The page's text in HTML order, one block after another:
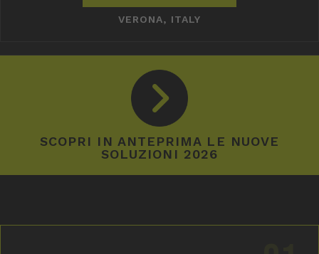
VERONA, ITALY
SCOPRI IN ANTEPRIMA LE NUOVE
SOLUZIONI 2026